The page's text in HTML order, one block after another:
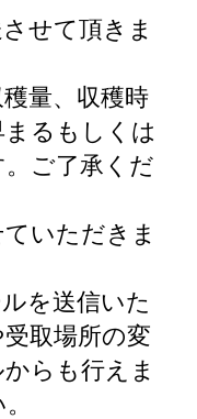
せて頂きま
量、収穫時
るもしくは
ご了承くだ
いただきま
を送信いた
取場所の変
らも行えま